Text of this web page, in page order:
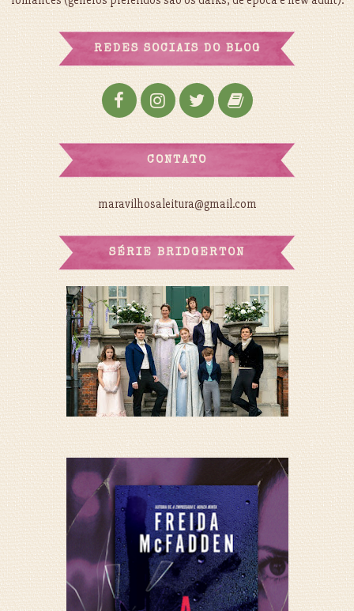
REDES SOCIAIS DO BLOG
CONTATO
maravilhosaleitura@gmail.com
SÉRIE BRIDGERTON